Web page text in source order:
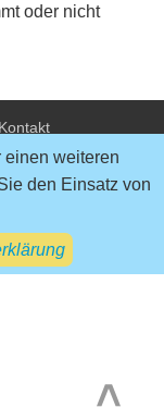
einen weiteren
den Einsatz von
oder nicht
Kontakt
- 2026
>